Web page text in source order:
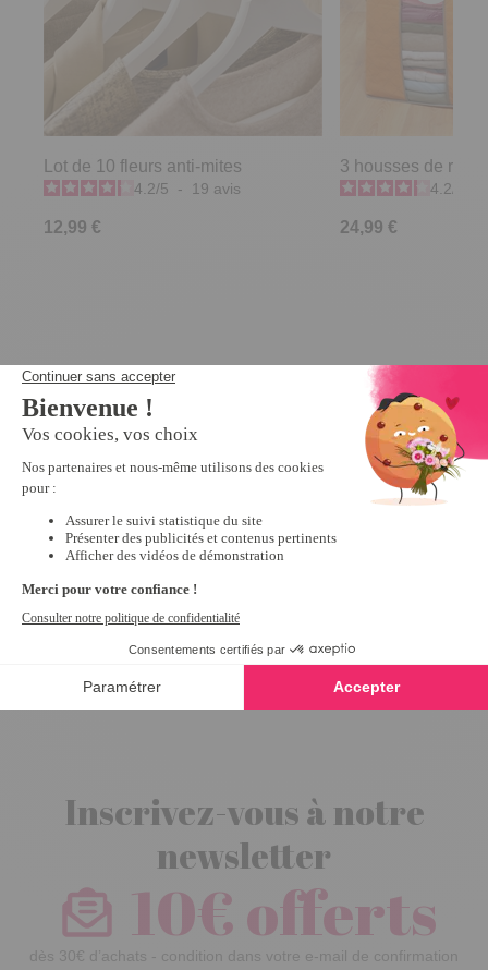
Lot de 10 fleurs anti-mites
4.2/5 - 19 avis
12,99 €
3 housses de
4.2/
24,99 €
Derniers articles consultés
Lot de 6
senteurs tiroir
Inscrivez-vous à notre
newsletter
10€ offerts
dès 30€ d’achats - condition dans votre e-mail de confirmation